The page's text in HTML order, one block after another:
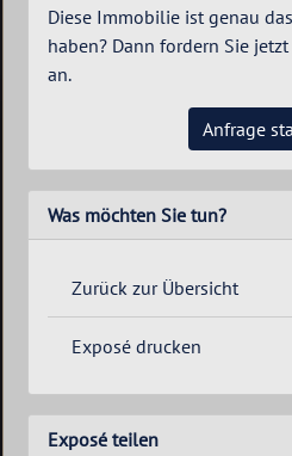
Diese Immobilie ist genau
haben? Dann fordern Sie
an.
Anfrage
Was möchten Sie tun?
Zurück zur Übersicht
Exposé drucken
Exposé teilen